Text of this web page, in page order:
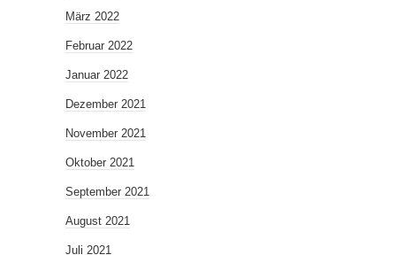
März 2022
Februar 2022
Januar 2022
Dezember 2021
November 2021
Oktober 2021
September 2021
August 2021
Juli 2021